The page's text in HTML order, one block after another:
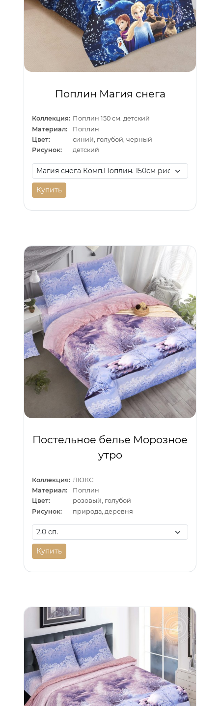
Поплин Магия снега
Коллекция: Поплин 150 см. детский
Материал:
Поплин
Цвет:
синий, голубой, черный
Рисунок:
детский
Купить
Постельное белье Морозное
утро
Коллекция: ЛЮКС
Материал:
Поплин
Цвет:
розовый, голубой
Рисунок:
природа, деревня
Купить